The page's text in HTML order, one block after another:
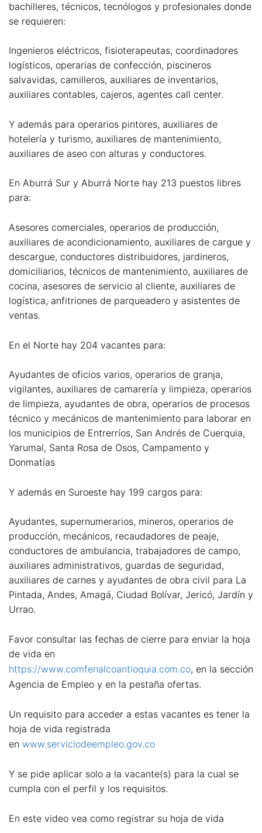
bachilleres, técnicos, tecnólogos y profesionales donde
se requieren:
Ingenieros eléctricos, fisioterapeutas, coordinadores
logísticos, operarias de confección, piscineros
salvavidas, camilleros, auxiliares de inventarios,
auxiliares contables, cajeros, agentes call center.
Y además para operarios pintores, auxiliares de
hotelería y turismo, auxiliares de mantenimiento,
auxiliares de aseo con alturas y conductores.
En Aburrá Sur y Aburrá Norte hay 213 puestos libres
para:
Asesores comerciales, operarios de producción,
auxiliares de acondicionamiento, auxiliares de cargue y
descargue, conductores distribuidores, jardineros,
domiciliarios, técnicos de mantenimiento, auxiliares de
cocina, asesores de servicio al cliente, auxiliares de
logística, anfitriones de parqueadero y asistentes de
ventas.
En el Norte hay 204 vacantes para:
Ayudantes de oficios varios, operarios de granja,
vigilantes, auxiliares de camarería y limpieza, operarios
de limpieza, ayudantes de obra, operarios de procesos
técnico y mecánicos de mantenimiento para laborar en
los municipios de Entrerríos, San Andrés de Cuerquia,
Yarumal, Santa Rosa de Osos, Campamento y
Donmatías
Y además en Suroeste hay 199 cargos para:
Ayudantes, supernumerarios, mineros, operarios de
producción, mecánicos, recaudadores de peaje,
conductores de ambulancia, trabajadores de campo,
auxiliares administrativos, guardas de seguridad,
auxiliares de carnes y ayudantes de obra civil para La
Pintada, Andes, Amagá, Ciudad Bolívar, Jericó, Jardín y
Urrao.
Favor consultar las fechas de cierre para enviar la hoja
de vida en
https://www.comfenalcoantioquia.com.co, en la sección
Agencia de Empleo y en la pestaña ofertas.
Un requisito para acceder a estas vacantes es tener la
hoja de vida registrada
en www.serviciodeempleo.gov.co
Y se pide aplicar solo a la vacante(s) para la cual se
cumpla con el perfil y los requisitos.
En este video vea como registrar su hoja de vida